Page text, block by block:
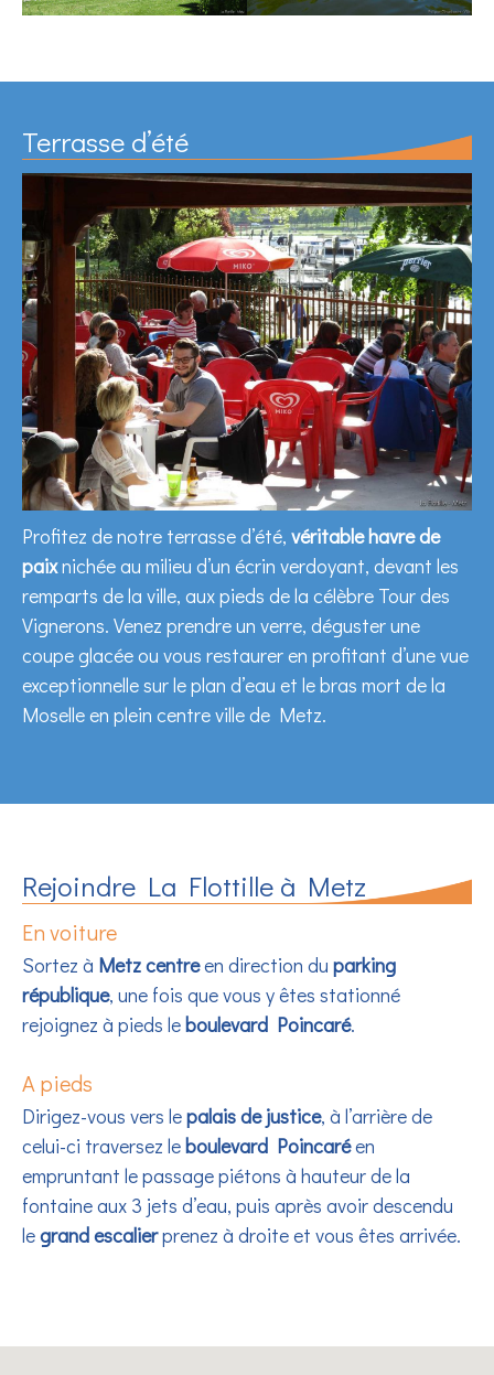
Terrasse d’été
Profitez de notre terrasse d’été, véritable havre de
paixnichée au milieu d’un écrin verdoyant, devant les
remparts de la ville, aux pieds de la célèbre Tour des
Vignerons. Venez prendre un verre, déguster une
coupe glacée ou vous restaurer en profitant d’une vue
exceptionnelle sur le plan d’eau et le bras mort de la
Moselle en plein centre ville de Metz.
Rejoindre La Flottille à Metz
En voiture
Sortez à Metz centreen direction du parking
république, une fois que vous y êtes stationné
rejoignez à pieds leboulevard Poincaré.
A pieds
Dirigez-vous vers lepalais de justice, à l’arrière de
celui-ci traversez leboulevard Poincaréen
empruntant le passage piétons à hauteur de la
fontaine aux 3 jets d’eau, puis après avoir descendu
legrand escalierprenez à droite et vous êtes arrivée.